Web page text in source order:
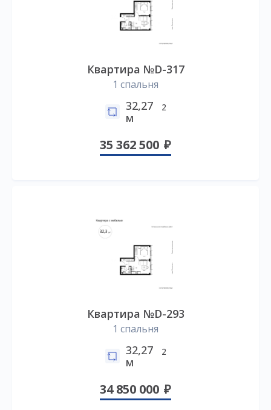
Квартира №D-317
1 спальня
32,27
м
2
35 362 500
Квартира №D-293
1 спальня
32,27
м
2
34 850 000